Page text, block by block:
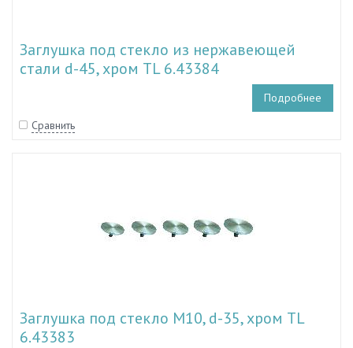
Заглушка под стекло из нержавеющей
стали d-45, хром TL 6.43384
Подробнее
Сравнить
Заглушка под стекло M10, d-35, хром TL
6.43383